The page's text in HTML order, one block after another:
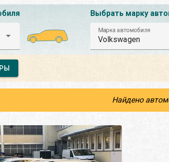
Выбрать марку
Марка автомобиля
Volkswagen
Найдено